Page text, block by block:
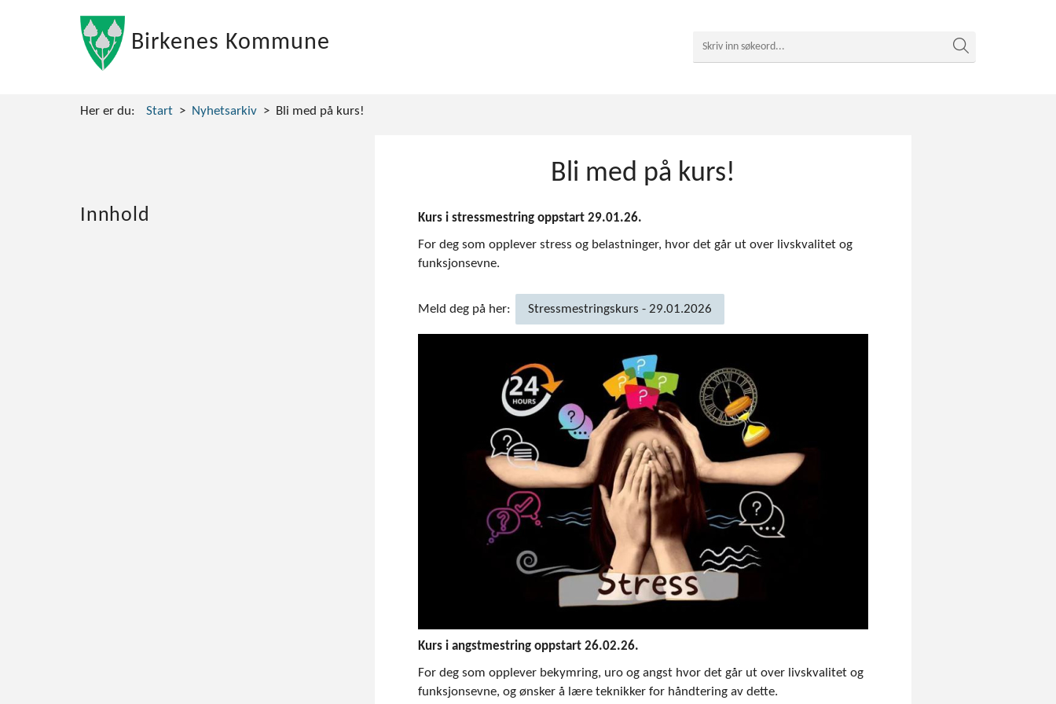
Birkenes Kommune
Her er du: Start Nyhetsarkiv Bli med på kurs!
Bli med på kurs!
Innhold
Kurs i stressmestring oppstart 29.01.26.
For deg som opplever stress og belastninger, hvor det går ut over livskvalitet og
funksjonsevne.
Meld deg på her: Stressmestringskurs - 29.01.2026
Kurs i angstmestring oppstart 26.02.26.
For deg som opplever bekymring, uro og angst hvor det går ut over livskvalitet og
funksjonsevne, og ønsker å lære teknikker for håndtering av dette.